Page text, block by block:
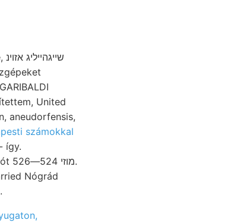
aneudorfensis,
számokkal
így.